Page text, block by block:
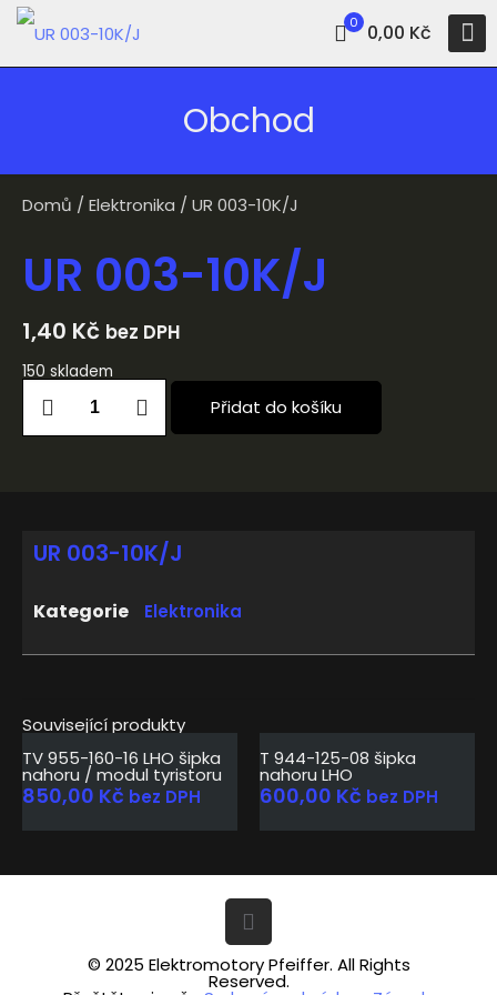
0 0,00 Kč
Obchod
Domů / Elektronika / UR 003-10K/J
UR 003-10K/J
1,40 Kč bez DPH
150 skladem
Přidat do košíku
Související produkty
Vyprodáno
TV 955-160-16 LHO šipka
nahoru / modul tyristoru
850,00 Kč bez DPH
T 944-125-08 šipka
nahoru LHO
600,00 Kč bez DPH
UR 003-10K/J
Kategorie Elektronika
© 2025 Elektromotory Pfeiffer. All Rights
Reserved.